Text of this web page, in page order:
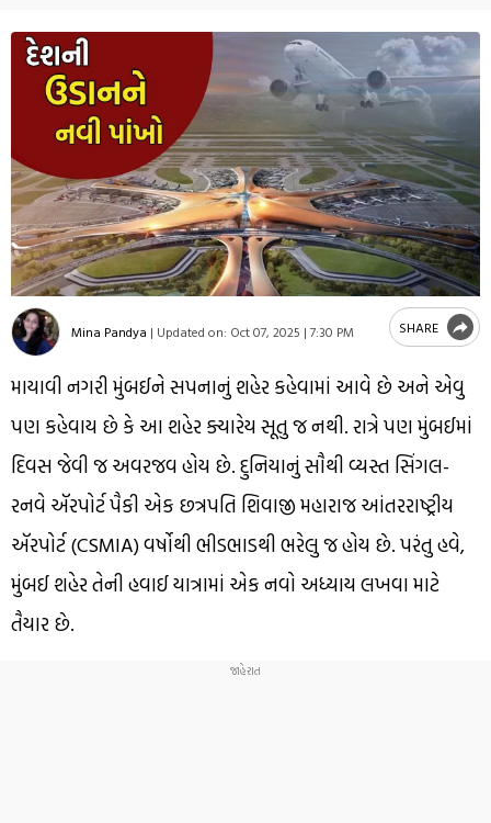
Mina Pandya | Updated on: Oct 07, 2025 | 7:30 PM SHARE
માયાવી નગરી મુંબઈને સપનાનું શહેર કહેવામાં આવે છે અને એવુ
પણ કહેવાય છે કે આ શહેર ક્યારેય સૂતુ જ નથી. રાત્રે પણ મુંબઈમાં
દિવસ જેવી જ અવરજવ હોય છે. દુનિયાનું સૌથી વ્યસ્ત સિંગલ-
રનવે ઍરપોર્ટ પૈકી એક છત્રપતિ શિવાજી મહારાજ આંતરરાષ્ટ્રીય
ઍરપોર્ટ (CSMIA) વર્ષોથી ભીડભાડથી ભરેલુ જ હોય છે. પરંતુ હવે,
મુંબઈ શહેર તેની હવાઈ યાત્રામાં એક નવો અધ્યાય લખવા માટે
તૈયાર છે.